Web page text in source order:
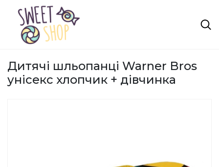
Дитячі шльопанці Warner Bros
унісекс хлопчик + дівчинка